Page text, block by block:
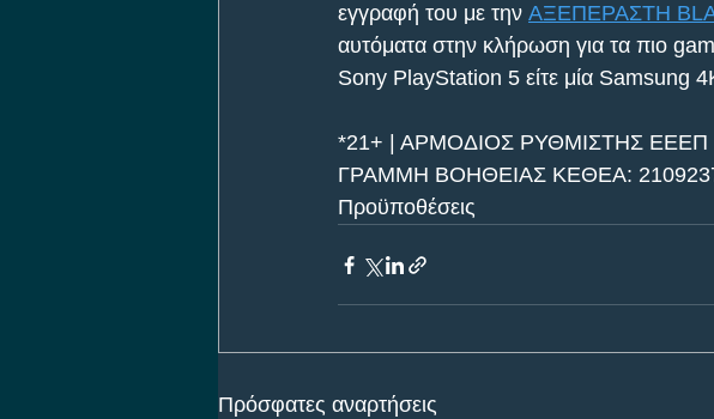
εγγραφή του με την AΞΕΠΕΡΑΣΤΗ
αυτόματα στην κλήρωση για τα πιο
Sony PlayStation 5 είτε μία Samsung
*21+ | ΑΡΜΟΔΙΟΣ ΡΥΘΜΙΣΤΗΣ ΕΕΕΠ
ΓΡΑΜΜΗ ΒΟΗΘΕΙΑΣ ΚΕΘΕΑ:
Προϋποθέσεις
Πρόσφατες αναρτήσεις